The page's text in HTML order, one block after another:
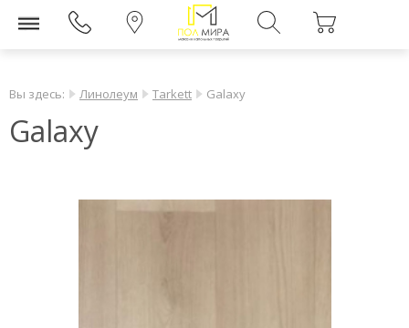
Вы здесь: Линолеум Tarkett Galaxy
Galaxy